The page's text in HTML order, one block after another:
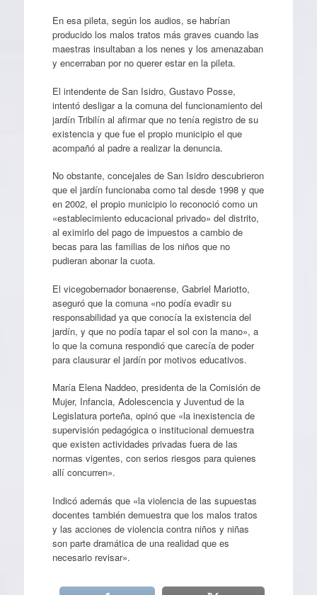
En esa pileta, según los audios, se habrían
producido los malos tratos más graves cuando las
maestras insultaban a los nenes y los amenazaban
y encerraban por no querer estar en la pileta.
El intendente de San Isidro, Gustavo Posse,
intentó desligar a la comuna del funcionamiento del
jardín Tribilín al afirmar que no tenía registro de su
existencia y que fue el propio municipio el que
acompañó al padre a realizar la denuncia.
No obstante, concejales de San Isidro descubrieron
que el jardín funcionaba como tal desde 1998 y que
en 2002, el propio municipio lo reconoció como un
«establecimiento educacional privado» del distrito,
al eximirlo del pago de impuestos a cambio de
becas para las familias de los niños que no
pudieran abonar la cuota.
El vicegobernador bonaerense, Gabriel Mariotto,
aseguró que la comuna «no podía evadir su
responsabilidad ya que conocía la existencia del
jardín, y que no podía tapar el sol con la mano», a
lo que la comuna respondió que carecía de poder
para clausurar el jardín por motivos educativos.
María Elena Naddeo, presidenta de la Comisión de
Mujer, Infancia, Adolescencia y Juventud de la
Legislatura porteña, opinó que «la inexistencia de
supervisión pedagógica o institucional demuestra
que existen actividades privadas fuera de las
normas vigentes, con serios riesgos para quienes
allí concurren».
Indicó además que «la violencia de las supuestas
docentes también demuestra que los malos tratos
y las acciones de violencia contra niños y niñas
son parte dramática de una realidad que es
necesario revisar».